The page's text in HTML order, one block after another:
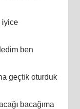
iyice
ben
geçtik oturduk
bacağıma